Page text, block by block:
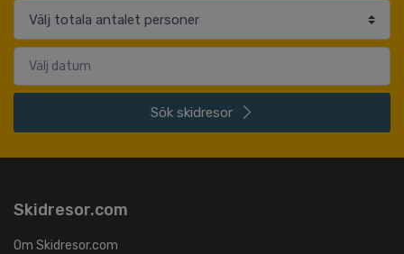
Sök skidresor
Skidresor.com
Om Skidresor.com